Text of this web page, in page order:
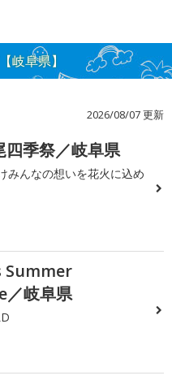
岐阜県】
2026/08/07 更新
四季祭／岐阜県
みんなの想いを花火に込め
Summer
岐阜県